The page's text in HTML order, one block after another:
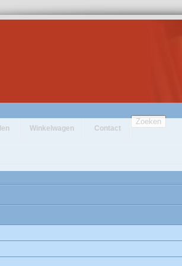
Winkelwagen Contact
Zoeken